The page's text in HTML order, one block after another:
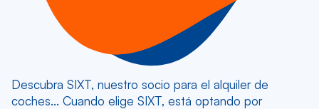
Descubra SIXT, nuestro socio para el alquiler de
coches... Cuando elige SIXT, está optando por